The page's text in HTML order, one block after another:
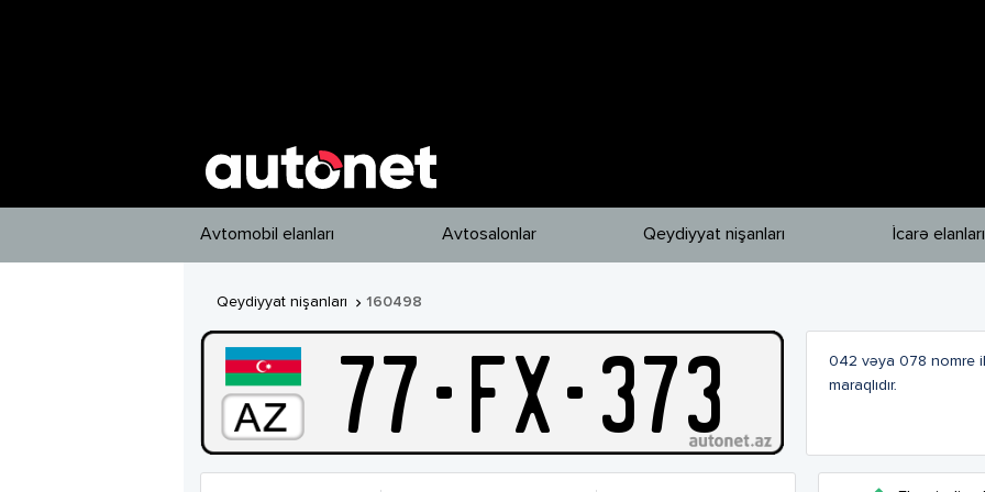
Avtomobil elanları Avtosalonlar Qeydiyyat nişanları İcarə elanları
Qeydiyyat nişanları  160498
77-FX-373
042 vəya 078 nomre
maraqlıdır.